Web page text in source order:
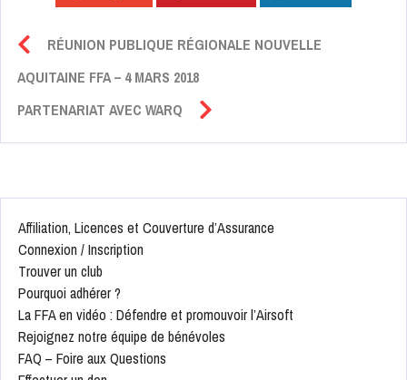
RÉUNION PUBLIQUE RÉGIONALE NOUVELLE
AQUITAINE FFA – 4 MARS 2018
PARTENARIAT AVEC WARQ
Affiliation, Licences et Couverture d’Assurance
Connexion / Inscription
Trouver un club
Pourquoi adhérer ?
La FFA en vidéo : Défendre et promouvoir l’Airsoft
Rejoignez notre équipe de bénévoles
FAQ – Foire aux Questions